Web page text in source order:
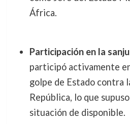
África.
Participación en la
participó activamente
golpe de Estado contra
República, lo que
situación de disponible.